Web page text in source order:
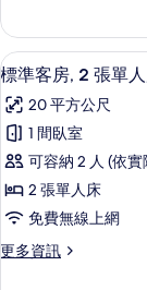
所
有
相
片
的
詳
情
準
雙
人
床
的
所
有
相
片
客
房,
1
標
準
雙
人
床
的
詳
情
顯
示
標
準
客
房,
張
5
標準客房, 2 張單
20 平方公尺
1 間臥室
可容納 2 人 (依
2 張單人床
免費無線上網
更多資訊
更